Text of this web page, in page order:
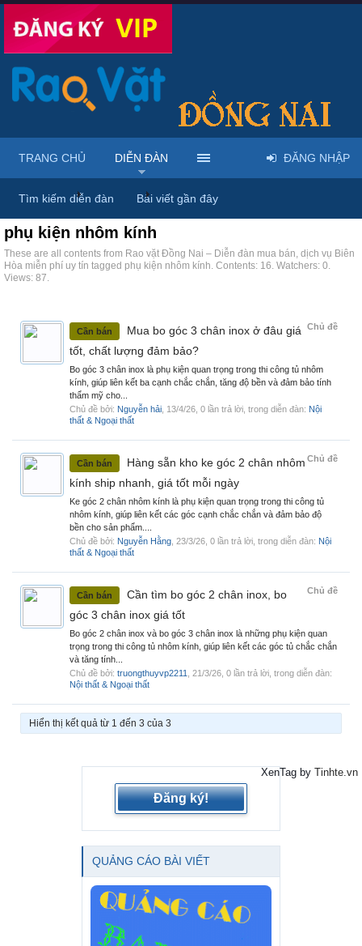
Trang chủ Diễn đàn Tags
phụ kiện nhôm kính
These are all contents from Rao vặt Đồng Nai – Diễn đàn mua bán, dịch vụ Biên
Hòa miễn phí uy tín tagged phụ kiện nhôm kính. Contents: 16. Watchers: 0.
Views: 87.
Chủ đề
Cần bán
Mua bo góc 3 chân inox ở đâu giá
tốt, chất lượng đảm bảo?
Bo góc 3 chân inox là phụ kiện quan trọng trong thi công tủ nhôm
kính, giúp liên kết ba cạnh chắc chắn, tăng độ bền và đảm bảo tính
thẩm mỹ cho...
Chủ đề bởi: Nguyễn hải 13/4/26 , 0 lần trả lời, trong diễn đàn: Nội
thất & Ngoại thất
Chủ đề
Cần bán
Hàng sẵn kho ke góc 2 chân nhôm
kính ship nhanh, giá tốt mỗi ngày
Ke góc 2 chân nhôm kính là phụ kiện quan trọng trong thi công tủ
nhôm kính, giúp liên kết các góc cạnh chắc chắn và đảm bảo độ
bền cho sản phẩm....
Chủ đề bởi: Nguyễn Hằng 23/3/26 , 0 lần trả lời, trong diễn đàn: Nội
thất & Ngoại thất
Chủ đề
Cần bán
Cần tìm bo góc 2 chân inox, bo
góc 3 chân inox giá tốt
Bo góc 2 chân inox và bo góc 3 chân inox là những phụ kiện quan
trọng trong thi công tủ nhôm kính, giúp liên kết các góc tủ chắc chắn
và tăng tính...
Chủ đề bởi: truongthuyvp2211 21/3/26 , 0 lần trả lời, trong diễn đàn:
Nội thất & Ngoại thất
Hiển thị kết quả từ 1 đến 3 của 3
XenTag by Tinhte.vn
Đăng ký!
QUẢNG CÁO BÀI VIẾT
TRANG CHỦ DIỄN ĐÀN
Tìm kiếm diễn đàn Bài viết gần đây
ĐĂNG NHẬP